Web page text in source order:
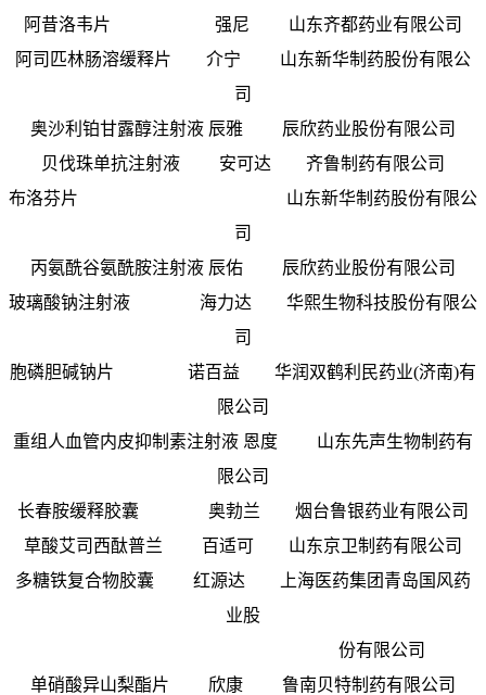
阿昔洛韦片 强尼 山东齐都药业有限公司
阿司匹林肠溶缓释片 介宁 山东新华制药股份有限公
司
奥沙利铂甘露醇注射液 辰雅 辰欣药业股份有限公司
贝伐珠单抗注射液 安可达 齐鲁制药有限公司
布洛芬片 山东新华制药股份有限公
司
丙氨酰谷氨酰胺注射液 辰佑 辰欣药业股份有限公司
玻璃酸钠注射液 海力达 华熙生物科技股份有限公
司
胞磷胆碱钠片 诺百益 华润双鹤利民药业(济南)有
限公司
重组人血管内皮抑制素注射液 恩度 山东先声生物制药有
限公司
长春胺缓释胶囊 奥勃兰 烟台鲁银药业有限公司
草酸艾司西酞普兰 百适可 山东京卫制药有限公司
多糖铁复合物胶囊 红源达 上海医药集团青岛国风药
业股
份有限公司
单硝酸异山梨酯片 欣康 鲁南贝特制药有限公司